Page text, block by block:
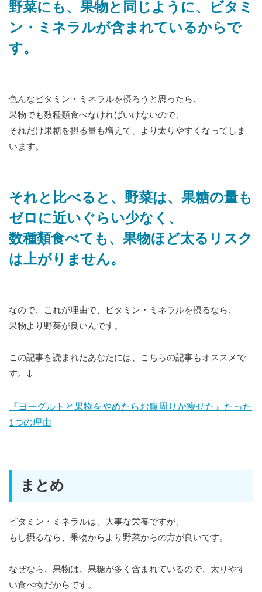
野菜にも、果物と同じように、ビタミ
ン・ミネラルが含まれているからで
す。
色んなビタミン・ミネラルを摂ろうと思ったら、
果物でも数種類食べなければいけないので、
それだけ果糖を摂る量も増えて、より太りやすくなってしま
います。
それと比べると、野菜は、果糖の量も
ゼロに近いぐらい少なく、
数種類食べても、果物ほど太るリスク
は上がりません。
なので、これが理由で、ビタミン・ミネラルを摂るなら、
果物より野菜が良いんです。
この記事を読まれたあなたには、こちらの記事もオススメで
す。↓
『ヨーグルトと果物をやめたらお腹周りが痩せた』たった
1つの理由
まとめ
ビタミン・ミネラルは、大事な栄養ですが、
もし摂るなら、果物からより野菜からの方が良いです。
なぜなら、果物は、果糖が多く含まれているので、太りやす
い食べ物だからです。